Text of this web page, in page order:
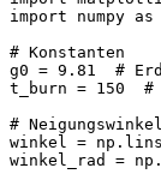
import numpy as
# Konstanten
g0 = 9.81  #
t_burn = 150  #
#
winkel =
winkel_rad =